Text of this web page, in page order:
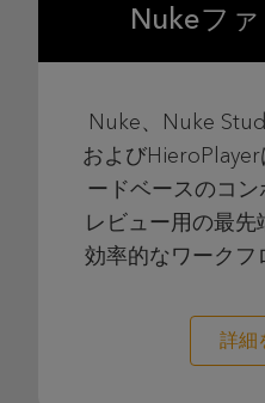
Nukeフ
Nuke、Nuke
および
ードベースのコ
レビュー用の最先
効率的なワークフ
詳細